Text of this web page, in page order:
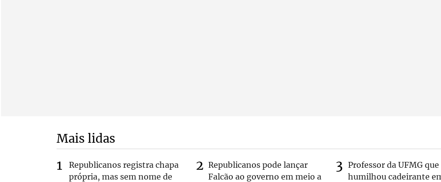
Mais lidas
Republicanos registra chapa
própria, mas sem nome de
Republicanos pode lançar
Falcão ao governo em meio a
Professor da UFMG que
humilhou cadeirante